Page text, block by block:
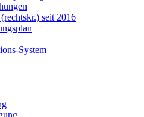
seit 2016
System